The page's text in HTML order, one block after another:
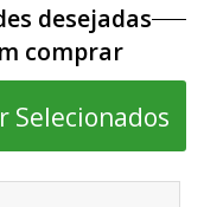
desejadas
comprar
Selecionados